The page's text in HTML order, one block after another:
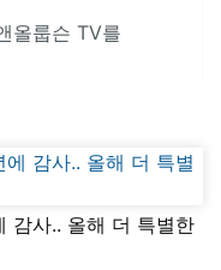
올룹슨 TV를
감사.. 올해 더 특별한